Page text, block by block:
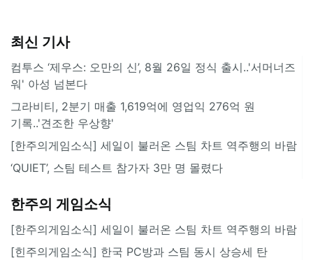
최신 기사
컴투스 ‘제우스: 오만의 신’, 8월 26일 정식 출시..'서머너즈
워' 아성 넘본다
그라비티, 2분기 매출 1,619억에 영업익 276억 원
기록..'견조한 우상향'
[한주의게임소식] 세일이 불러온 스팀 차트 역주행의 바람
‘QUIET’, 스팀 테스트 참가자 3만 명 몰렸다
한주의 게임소식
[한주의게임소식] 세일이 불러온 스팀 차트 역주행의 바람
[힌주의게임소식] 한국 PC방과 스팀 동시 상승세 탄